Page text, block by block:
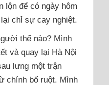
lộn để có ngày hôm
chỉ sự cay nghiệt.
thế nào? Mình
và quay lại Hà Nội
lưng một trận
chính bố ruột. Mình